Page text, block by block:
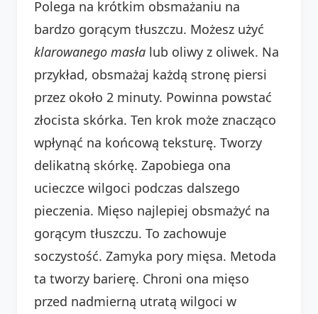
Polega na krótkim obsmażaniu na
bardzo gorącym tłuszczu. Możesz użyć
klarowanego masła lub oliwy z oliwek. Na
przykład, obsmażaj każdą stronę piersi
przez około 2 minuty. Powinna powstać
złocista skórka. Ten krok może znacząco
wpłynąć na końcową teksturę. Tworzy
delikatną skórkę. Zapobiega ona
ucieczce wilgoci podczas dalszego
pieczenia. Mięso najlepiej obsmażyć na
gorącym tłuszczu. To zachowuje
soczystość. Zamyka pory mięsa. Metoda
ta tworzy barierę. Chroni ona mięso
przed nadmierną utratą wilgoci w